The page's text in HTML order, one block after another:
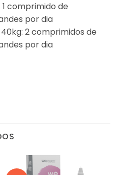
comprimido de
por dia
2 comprimidos de
por dia